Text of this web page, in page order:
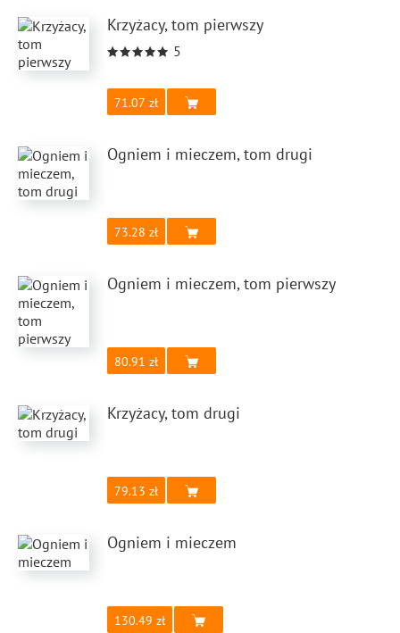
Krzyżacy, tom pierwszy
5
71.07
Ogniem i mieczem, tom drugi
73.28
Ogniem i mieczem, tom pierwszy
80.91
Krzyżacy, tom drugi
79.13
Ogniem i mieczem
130.49